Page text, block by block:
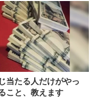
当たる人だけがやっ
こと、教えます